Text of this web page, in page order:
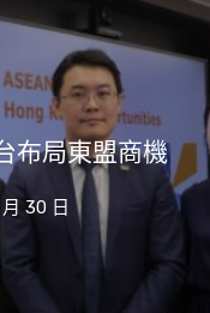
布局東盟商機
30 日